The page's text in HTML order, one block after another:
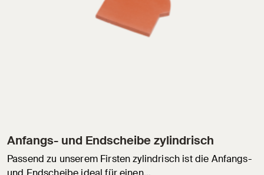
Anfangs- und Endscheibe zylindrisch
Passend zu unserem Firsten zylindrisch ist die Anfangs-